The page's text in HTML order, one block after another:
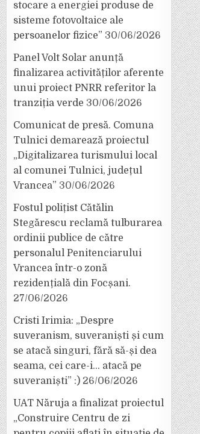
stocare a energiei produse de
sisteme fotovoltaice ale
persoanelor fizice” 30/06/2026
Panel Volt Solar anunță
finalizarea activităților aferente
unui proiect PNRR referitor la
tranziția verde 30/06/2026
Comunicat de presă. Comuna
Tulnici demarează proiectul
„Digitalizarea turismului local
al comunei Tulnici, județul
Vrancea” 30/06/2026
Fostul polițist Cătălin
Stegărescu reclamă tulburarea
ordinii publice de către
personalul Penitenciarului
Vrancea într-o zonă
rezidențială din Focșani.
27/06/2026
Cristi Irimia: „Despre
suveranism, suveraniști și cum
se atacă singuri, fără să-și dea
seama, cei care-i… atacă pe
suveraniști” :) 26/06/2026
UAT Năruja a finalizat proiectul
„Construire Centru de zi